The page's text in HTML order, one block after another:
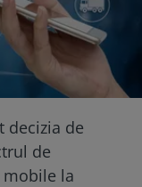
decizia de
de
la